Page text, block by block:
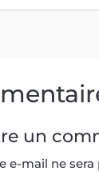
un
e-mail ne sera